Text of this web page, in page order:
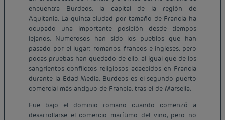
encuentra Burdeos, la capital de la región de
Aquitania. La quinta ciudad por tamaño de Francia ha
ocupado una importante posición desde tiempos
lejanos. Numerosos han sido los pueblos que han
pasado por el lugar: romanos, francos e ingleses, pero
pocas pruebas han quedado de ello, al igual que de los
sangrientos conflictos religiosos acaecidos en Francia
durante la Edad Media. Burdeos es el segundo puerto
comercial más antiguo de Francia, tras el de Marsella.
Fue bajo el dominio romano cuando comenzó a
desarrollarse el comercio marítimo del vino, pero no